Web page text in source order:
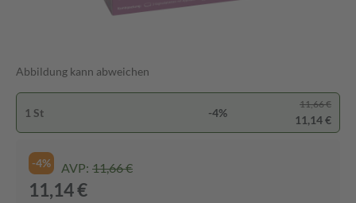
Abbildung kann abweichen
1 St -4%
11,66 €
11,14 €
-4% AVP: 11,66 €
11,14 €